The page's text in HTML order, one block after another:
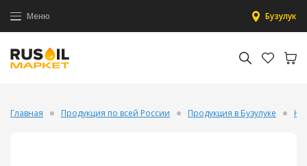
Меню Бузулук
Главная Продукция по всей России Продукция в Бузулуке